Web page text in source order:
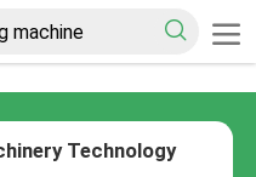
Technology